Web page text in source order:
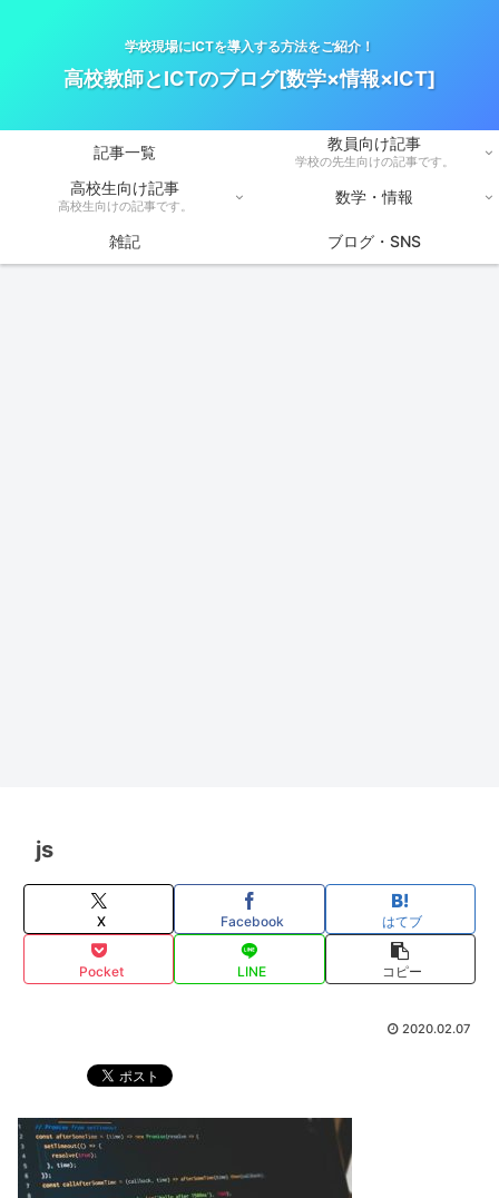
学校現場にICTを導入する方法をご紹介！
高校教師とICTのブログ[数学×情報×ICT]
記事一覧 教員向け記事
学校の先生向けの記事です。
高校生向け記事
高校生向けの記事です。 数学・情報
雑記 ブログ・SNS
js
X Facebook はてブ
Pocket LINE コピー
2020.02.07